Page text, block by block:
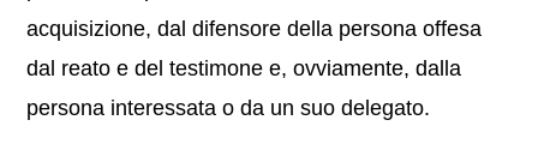
acquisizione, dal difensore della persona offesa
dal reato e del testimone e, ovviamente, dalla
persona interessata o da un suo delegato.